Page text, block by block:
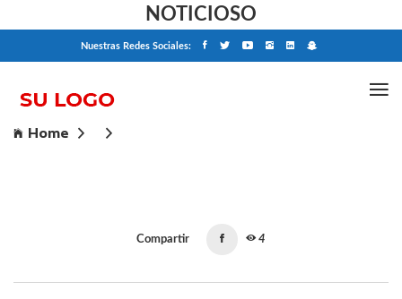
NOTICIOSO
Nuestras Redes Sociales:
Home
Compartir 4